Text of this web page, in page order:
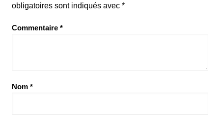
obligatoires sont indiqués avec *
Commentaire *
Nom *